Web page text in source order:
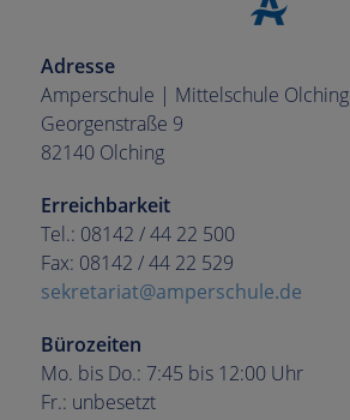
Adresse
Amperschule | Mittelschule Olching
Georgenstraße 9
82140 Olching
Erreichbarkeit
Tel.: 08142 / 44 22 500
Fax: 08142 / 44 22 529
sekretariat@amperschule.de
Bürozeiten
Mo. bis Do.: 7:45 bis 12:00 Uhr
Fr.: unbesetzt